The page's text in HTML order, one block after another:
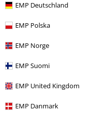
EMP Deutschland
EMP Polska
EMP Norge
EMP Suomi
EMP United Kingdom
EMP Danmark
Naposledy navštívené